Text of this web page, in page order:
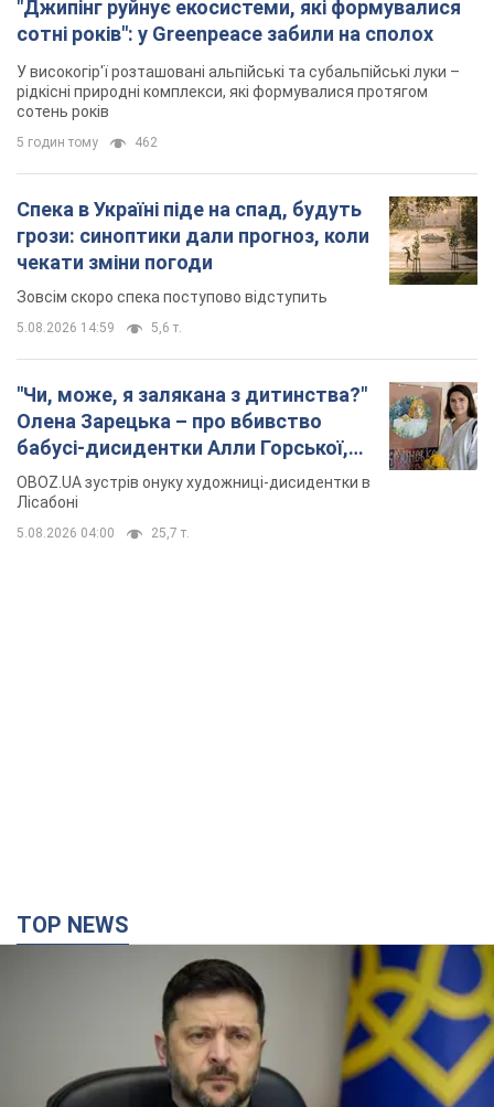
"Джипінг руйнує екосистеми, які формувалися
сотні років": у Greenpeace забили на сполох
У високогір'ї розташовані альпійські та субальпійські луки –
рідкісні природні комплекси, які формувалися протягом
сотень років
5 годин тому 462
Спека в Україні піде на спад, будуть
грози: синоптики дали прогноз, коли
чекати зміни погоди
Зовсім скоро спека поступово відступить
5.08.2026 14:59 5,6 т.
"Чи, може, я залякана з дитинства?"
Олена Зарецька – про вбивство
бабусі-дисидентки Алли Горської,
критику Дмитра Стуса та втечу в
Португалію з 5 дітьми
OBOZ.UA зустрів онуку художниці-дисидентки в
Лісабоні
5.08.2026 04:00 25,7 т.
TOP NEWS